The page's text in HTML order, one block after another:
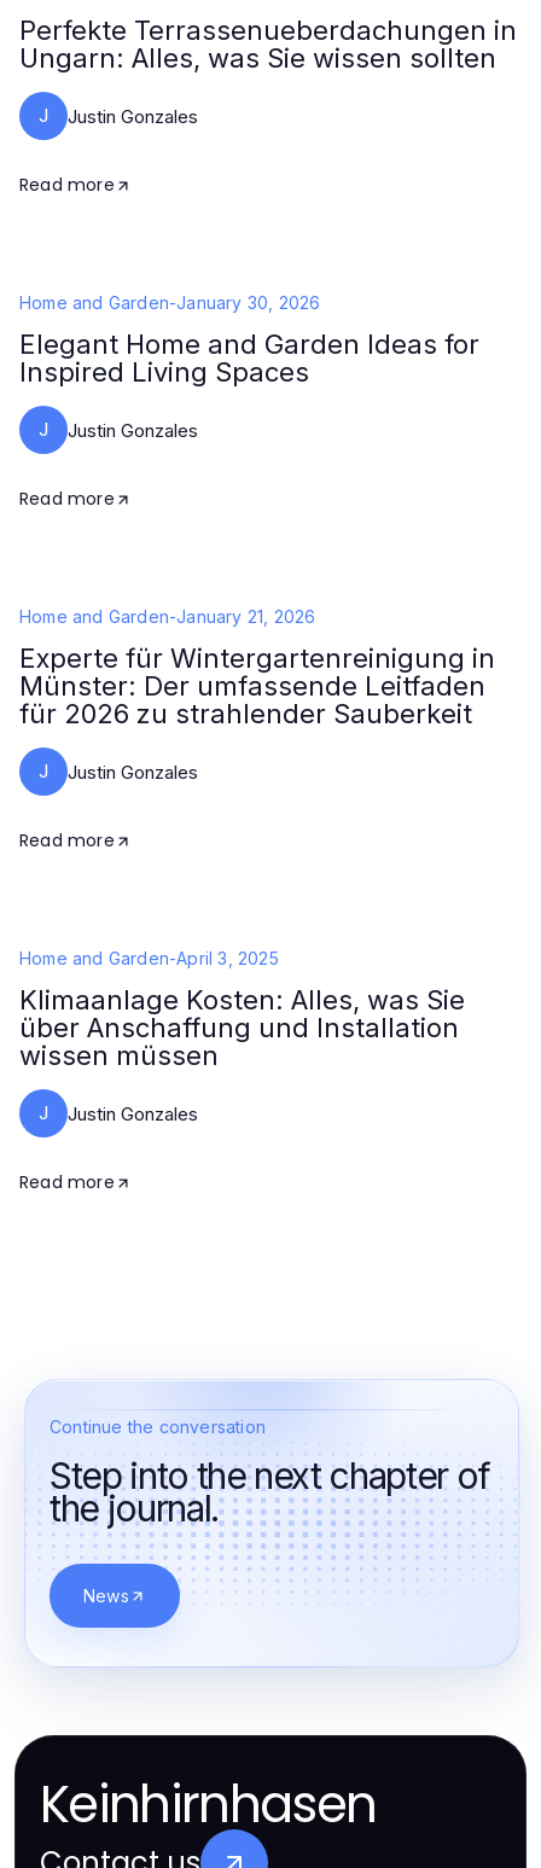
Perfekte Terrassenueberdachungen in
Ungarn: Alles, was Sie wissen sollten
J Justin Gonzales
Read more
Home and Garden-January 30, 2026
Elegant Home and Garden Ideas for
Inspired Living Spaces
J Justin Gonzales
Read more
Home and Garden-January 21, 2026
Experte für Wintergartenreinigung in
Münster: Der umfassende Leitfaden
für 2026 zu strahlender Sauberkeit
J Justin Gonzales
Read more
Home and Garden-April 3, 2025
Klimaanlage Kosten: Alles, was Sie
über Anschaffung und Installation
wissen müssen
J Justin Gonzales
Read more
Continue the conversation
Step into the next chapter of
the journal.
News
Keinhirnhasen